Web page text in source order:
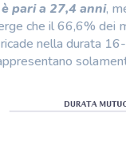
pari a 27,4 anni,
che il 66,6% dei
nella durata